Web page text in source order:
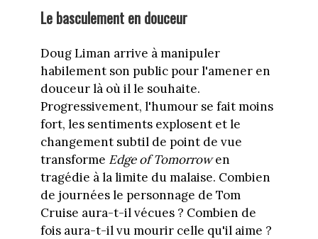
Le basculement en douceur
Doug Liman arrive à manipuler
habilement son public pour l'amener en
douceur là où il le souhaite.
Progressivement, l'humour se fait moins
fort, les sentiments explosent et le
changement subtil de point de vue
transforme Edge of Tomorrowen
tragédie à la limite du malaise. Combien
de journées le personnage de Tom
Cruise aura-t-il vécues ? Combien de
fois aura-t-il vu mourir celle qu'il aime ?